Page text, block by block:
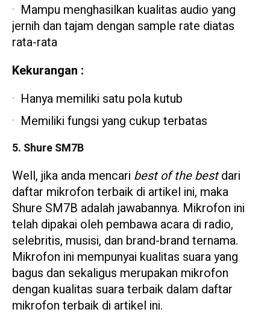
Mampu menghasilkan kualitas audio yang
jernih dan tajam dengan sample rate diatas
rata-rata
Kekurangan :
Hanya memiliki satu pola kutub
Memiliki fungsi yang cukup terbatas
5. Shure SM7B
Well, jika anda mencari best of the bestdari
daftar mikrofon terbaik di artikel ini, maka
Shure SM7B adalah jawabannya. Mikrofon ini
telah dipakai oleh pembawa acara di radio,
selebritis, musisi, dan brand-brand ternama.
Mikrofon ini mempunyai kualitas suara yang
bagus dan sekaligus merupakan mikrofon
dengan kualitas suara terbaik dalam daftar
mikrofon terbaik di artikel ini.